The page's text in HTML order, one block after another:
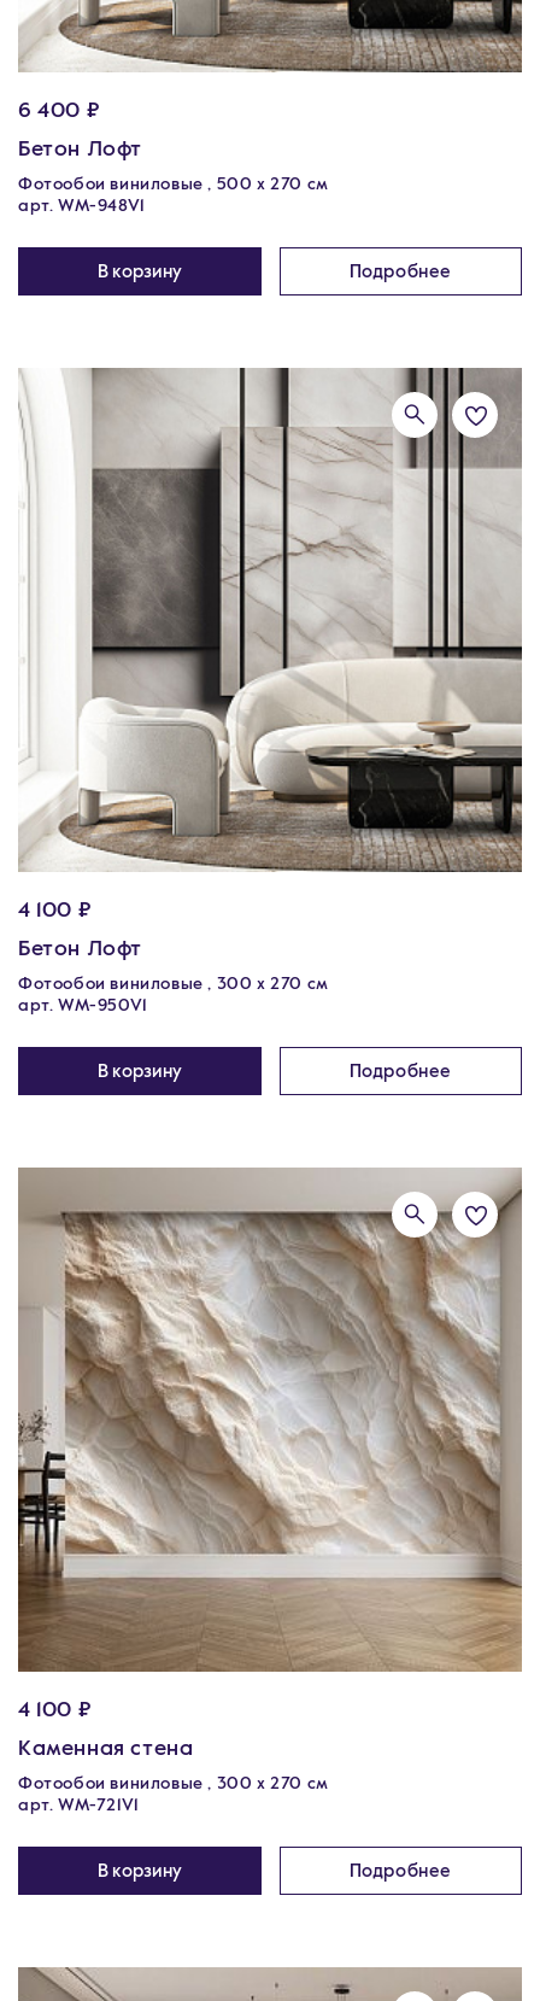
6 400 ₽
Бетон Лофт
Фотообои виниловые , 500 x 270 см
арт. WM-948V1
В корзину Подробнее
4 100 ₽
Бетон Лофт
Фотообои виниловые , 300 х 270 см
арт. WM-950V1
В корзину Подробнее
4 100 ₽
Каменная стена
Фотообои виниловые , 300 х 270 см
арт. WM-721V1
В корзину Подробнее